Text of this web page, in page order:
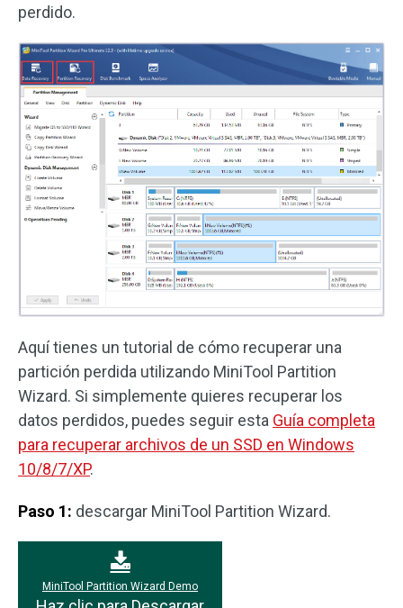
perdido.
Aquí tienes un tutorial de cómo recuperar una
partición perdida utilizando MiniTool Partition
Wizard. Si simplemente quieres recuperar los
datos perdidos, puedes seguir esta Guía completa
para recuperar archivos de un SSD en Windows
10/8/7/XP.
Paso 1: descargar MiniTool Partition Wizard.
MiniTool Partition Wizard Demo